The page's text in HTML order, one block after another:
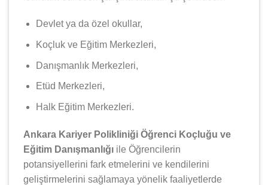
Devlet ya da özel okullar,
Koçluk ve Eğitim Merkezleri,
Danışmanlık Merkezleri,
Etüd Merkezleri,
Halk Eğitim Merkezleri.
Ankara Kariyer Polikliniği Öğrenci Koçluğu ve
Eğitim Danışmanlığı ile Öğrencilerin
potansiyellerini fark etmelerini ve kendilerini
geliştirmelerini sağlamaya yönelik faaliyetlerde